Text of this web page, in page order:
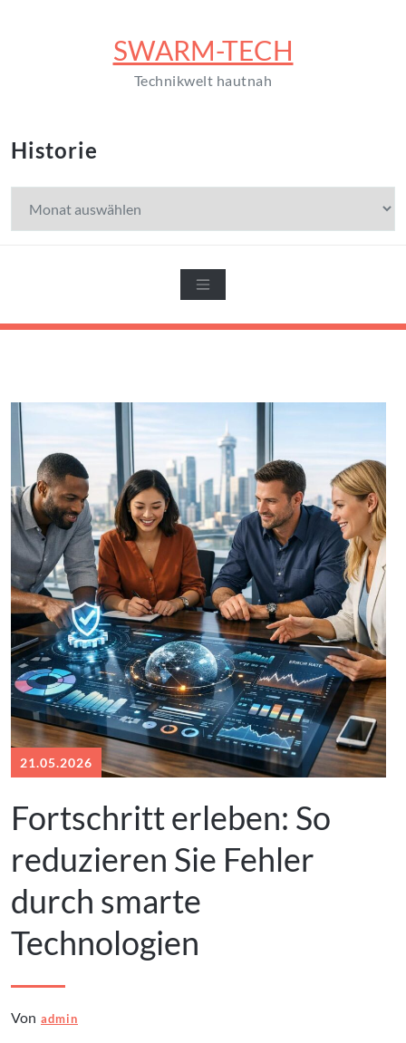
SWARM-TECH
Technikwelt hautnah
Historie
21.05.2026
Fortschritt erleben: So
reduzieren Sie Fehler
durch smarte
Technologien
Von admin